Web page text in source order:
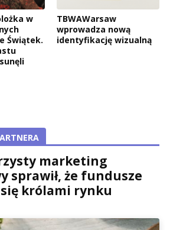
w
Świątek.
TBWAWarsaw
wprowadza nową
identyfikację wizualną
marketing
sprawił, że fundusze
się królami rynku